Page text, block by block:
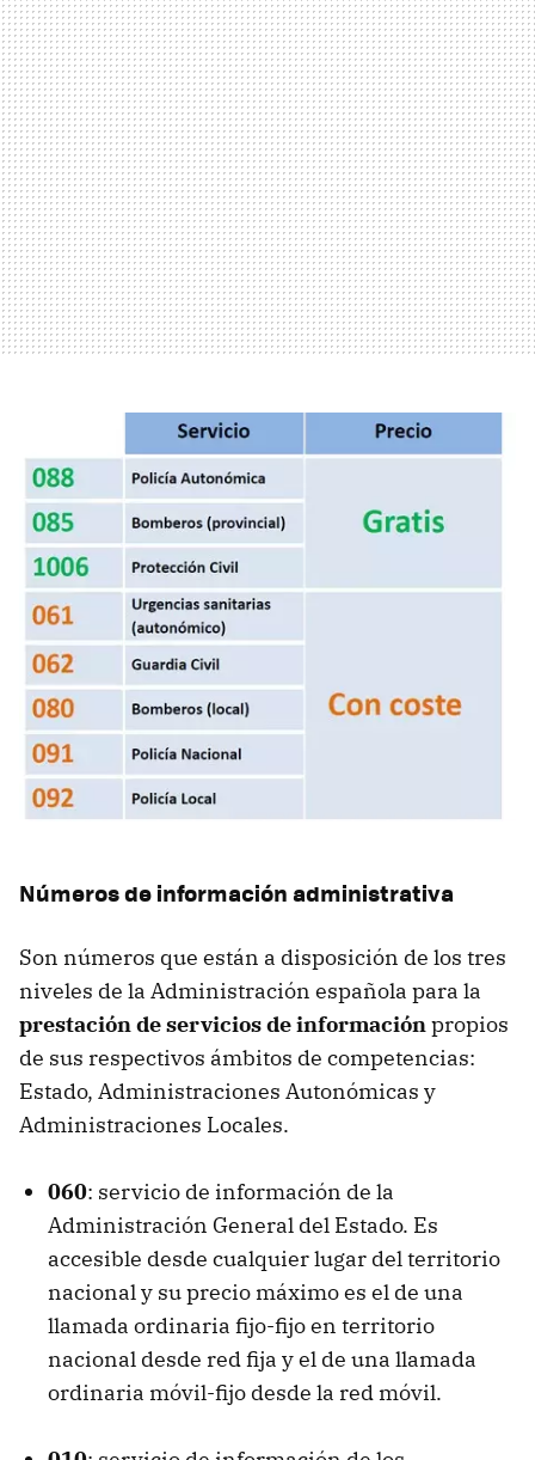
Números de información administrativa
Son números que están a disposición de los tres
niveles de la Administración española para la
prestación de servicios de informaciónpropios
de sus respectivos ámbitos de competencias:
Estado, Administraciones Autonómicas y
Administraciones Locales.
060: servicio de información de la
Administración General del Estado. Es
accesible desde cualquier lugar del territorio
nacional y su precio máximo es el de una
llamada ordinaria fijo-fijo en territorio
nacional desde red fija y el de una llamada
ordinaria móvil-fijo desde la red móvil.